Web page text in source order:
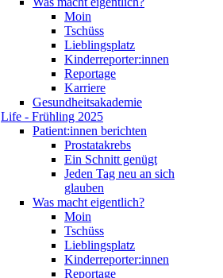
Moin
Tschüss
Lieblingsplatz
Kinderreporter:innen
Reportage
Karriere
Gesundheitsakademie
Life - Frühling 2025
Patient:innen berichten
Prostatakrebs
Ein Schnitt genügt
Jeden Tag neu an sich
glauben
Was macht eigentlich?
Moin
Tschüss
Lieblingsplatz
Kinderreporter:innen
Reportage